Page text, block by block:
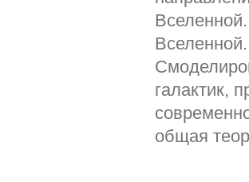
галактик,
общая